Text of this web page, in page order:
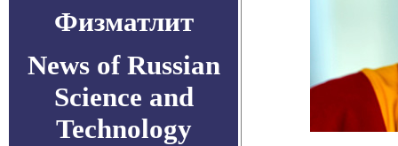
Физматлит
News of Russian
Science and
Technology